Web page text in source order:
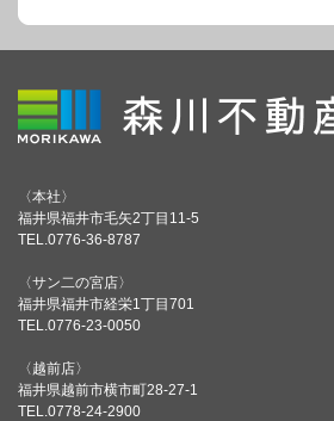
〈本社〉
福井県福井市毛矢2丁目11-5
TEL.0776-36-8787
〈サン二の宮店〉
福井県福井市経栄1丁目701
TEL.0776-23-0050
〈越前店〉
福井県越前市横市町28-27-1
TEL.0778-24-2900